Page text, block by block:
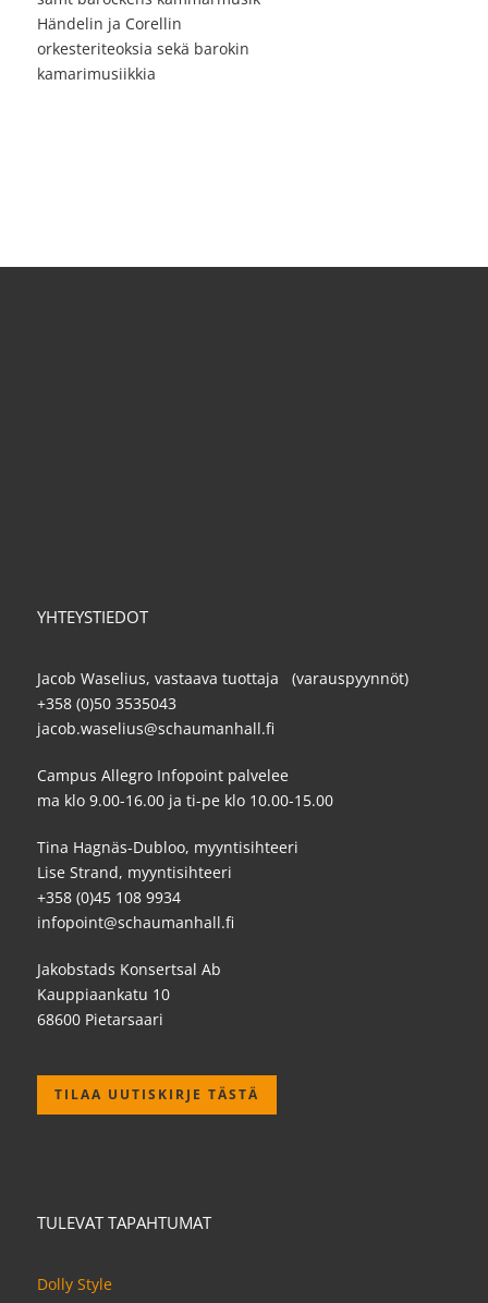
Händelin ja Corellin
orkesteriteoksia sekä barokin
kamarimusiikkia
YHTEYSTIEDOT
Jacob Waselius, vastaava tuottaja (varauspyynnöt)
+358 (0)50 3535043
jacob.waselius@schaumanhall.fi
Campus Allegro Infopoint palvelee
ma klo 9.00-16.00 ja ti-pe klo 10.00-15.00
Tina Hagnäs-Dubloo, myyntisihteeri
Lise Strand, myyntisihteeri
+358 (0)45 108 9934
infopoint@schaumanhall.fi
Jakobstads Konsertsal Ab
Kauppiaankatu 10
68600 Pietarsaari
TILAA UUTISKIRJE TÄSTÄ
TULEVAT TAPAHTUMAT
Dolly Style